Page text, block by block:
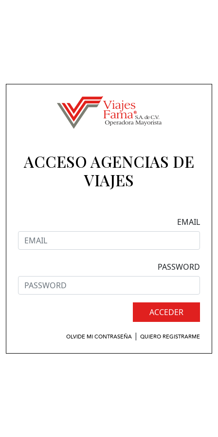
ACCESO AGENCIAS DE
VIAJES
EMAIL
PASSWORD
ACCEDER
OLVIDE MI CONTRASEÑA | QUIERO REGISTRARME